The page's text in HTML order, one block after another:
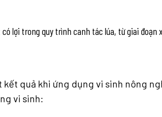
lợi trong quy trình canh tác lúa, từ giai đoạn
quả khi ứng dụng vi sinh nông
vi sinh: